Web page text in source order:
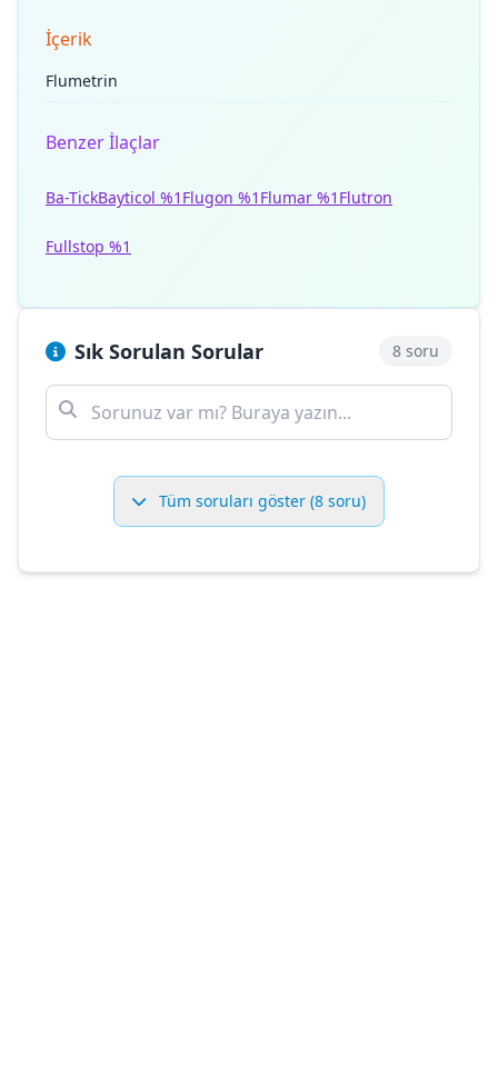
İçerik
Flumetrin
Benzer İlaçlar
Ba-TickBayticol %1 Flugon %1 Flumar %1 Flutron
Fullstop %1
Sık Sorulan Sorular 8 soru
Tüm soruları göster (8 soru)